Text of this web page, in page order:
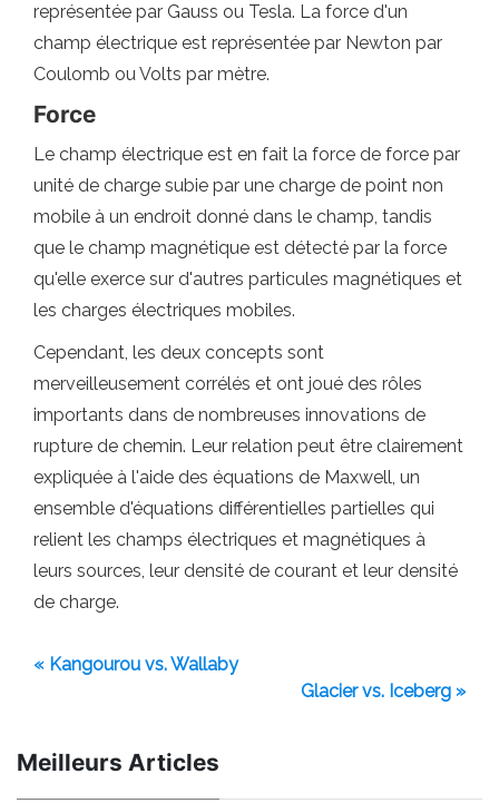
représentée par Gauss ou Tesla. La force d'un
champ électrique est représentée par Newton par
Coulomb ou Volts par mètre.
Force
Le champ électrique est en fait la force de force par
unité de charge subie par une charge de point non
mobile à un endroit donné dans le champ, tandis
que le champ magnétique est détecté par la force
qu'elle exerce sur d'autres particules magnétiques et
les charges électriques mobiles.
Cependant, les deux concepts sont
merveilleusement corrélés et ont joué des rôles
importants dans de nombreuses innovations de
rupture de chemin. Leur relation peut être clairement
expliquée à l'aide des équations de Maxwell, un
ensemble d'équations différentielles partielles qui
relient les champs électriques et magnétiques à
leurs sources, leur densité de courant et leur densité
de charge.
« Kangourou vs. Wallaby
Glacier vs. Iceberg »
Meilleurs Articles